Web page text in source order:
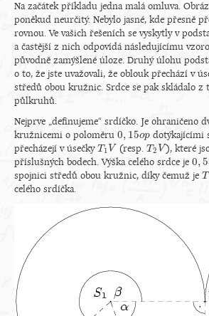
Na začátek příkladu jedna malá omluva.
poněkud neurčitý. Nebylo jasné, kde přesně
rovnou. Ve vašich řešeních se vyskytly v
a častější z nich odpovídá následujícímu
původně zamýšlené úloze. Druhý úlohu
o to, že jste uvažovali, že oblouk přechází v
středů obou kružnic. Srdce se pak skládalo z
půlkruhů.
Nejprve „definujeme“ srdíčko. Je ohraničeno
kružnicemi o poloměru 0, 15op
0,15op dotýkajícími
přecházejí v úsečky T 1 V
T1V (resp.T2 V
T2 V ), které
příslušných bodech. Výška celého srdce je 0,
0,55
spojnici středů obou kružnic, díky čemuž je T
T
celého srdíčka.